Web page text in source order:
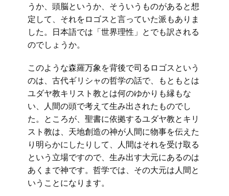
うか、頭脳というか、そういうものがあると想
定して、それをロゴスと言っていた派もありま
した。日本語では「世界理性」とでも訳される
のでしょうか。
このような森羅万象を背後で司るロゴスという
のは、古代ギリシャの哲学の話で、もともとは
ユダヤ教キリスト教とは何のゆかりも縁もな
い、人間の頭で考えて生み出されたものでし
た。ところが、聖書に依拠するユダヤ教とキリ
スト教は、天地創造の神が人間に物事を伝えた
り明らかにしたりして、人間はそれを受け取る
という立場ですので、生み出す大元にあるのは
あくまで神です。哲学では、その大元は人間と
いうことになります。